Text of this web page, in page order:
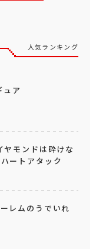
人気ランキング
ア
ヤモンドは砕けな
ートアタック
レムのうでいれ